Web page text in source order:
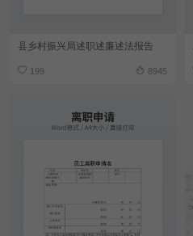
县乡村振兴局述职述廉述法报告
199 8945